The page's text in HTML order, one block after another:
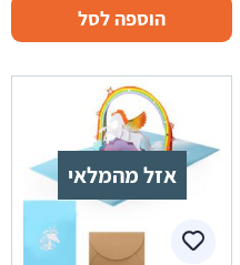
הוספה לסל
אזל מהמלאי